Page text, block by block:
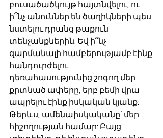
բուսածածկույթ հայտնվելու, ու
ի՞նչ անուններ են ծաղիկների պես
նստելու դրանց թաքուն
տենչանքներին: Եվ ի՞նչ
զարմանալի համբերությամբ էինք
հանդուրժելու
դեռահասությունից շոգող մեր
քրտնած ափերը, երբ բեմի վրա
ապրելու էինք իսկական կյանք:
Թերևս, ամենաիսկականը՝ մեր
հիշողության համար: Բայց